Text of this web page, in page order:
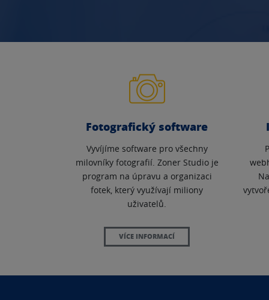
Fotografický software
Vyvíjíme software pro všechny
milovníky fotografií. Zoner Studio je
program na úpravu a organizaci
fotek, který využívají miliony
uživatelů.
VÍCE INFORMACÍ